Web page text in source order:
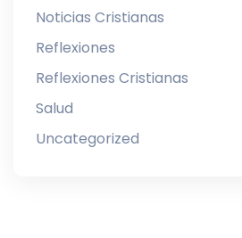
Noticias Cristianas
Reflexiones
Reflexiones Cristianas
Salud
Uncategorized